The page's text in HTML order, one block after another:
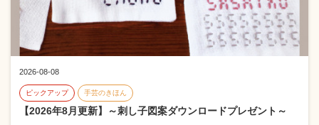
2026-08-08
ピックアップ 手芸のきほん
【2026年8月更新】～刺し子図案ダウンロードプレゼント～